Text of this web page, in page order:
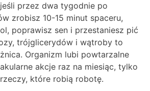
przez dwa tygodnie po
zrobisz 10-15 minut spaceru,
poprawisz sen i przestaniesz pić
trójglicerydów i wątroby to
Organizm lubi powtarzalne
akcje raz na miesiąc, tylko
które robią robotę.